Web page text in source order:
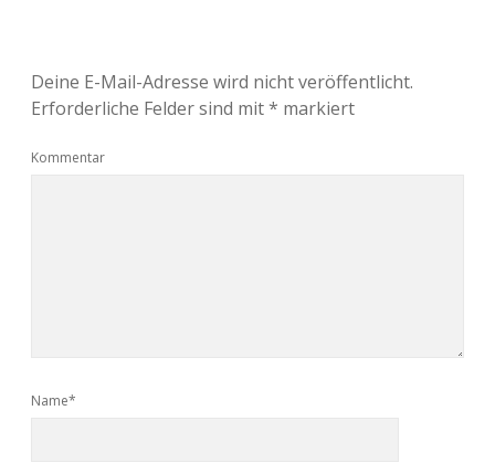
Deine E-Mail-Adresse wird nicht veröffentlicht.
Erforderliche Felder sind mit* markiert
Kommentar
Name*